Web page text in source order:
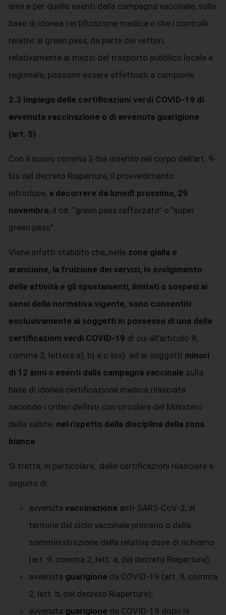
anni e per quelle esenti dalla campagna vaccinale, sulla
base di idonea certificazione medica e che i controlli
relativi al green pass, da parte dei vettori,
relativamente ai mezzi del trasporto pubblico locale e
regionale, possono essere effettuati a campione.
2.3 Impiego delle certificazioni verdi COVID-19 di
avvenuta vaccinazione o di avvenuta guarigione
(art. 5)
Con il nuovo comma 2-bis inserito nel corpo dell’art. 9-
bis del decreto Riaperture, il provvedimento
introduce, a decorrere da lunedì prossimo, 29
novembre, il cd. “green pass rafforzato” o “super
green pass”.
Viene infatti stabilito che, nelle zone gialla e
arancione, la fruizione dei servizi, lo svolgimento
delle attività e gli spostamenti, limitati o sospesi ai
sensi della normativa vigente, sono consentiti
esclusivamente ai soggetti in possesso di una delle
certificazioni verdi COVID-19 di cui all’articolo 9,
comma 2, lettere a), b) e c-bis) ed ai soggetti minori
di 12 anni o esenti dalla campagna vaccinale sulla
base di idonea certificazione medica rilasciata
secondo i criteri definiti con circolare del Ministero
della salute, nel rispetto della disciplina della zona
bianca
Si tratta, in particolare, delle certificazioni rilasciate a
seguito di:
avvenuta vaccinazione anti-SARS-CoV-2, al
termine del ciclo vaccinale primario o della
somministrazione della relativa dose di richiamo
(art. 9, comma 2, lett. a, del decreto Riaperture);
avvenuta guarigione da COVID-19 (art. 9, comma
2, lett. b, del decreto Riaperture);
avvenuta guarigione da COVID-19 dopo la